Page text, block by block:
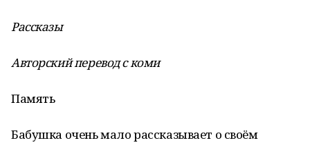
Рассказы
Авторский перевод с коми
Память
Бабушка очень мало рассказывает о своём